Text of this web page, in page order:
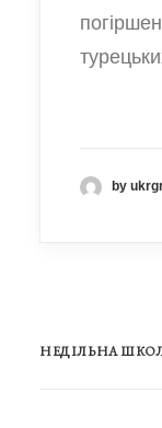
by
НЕДІЛЬНА